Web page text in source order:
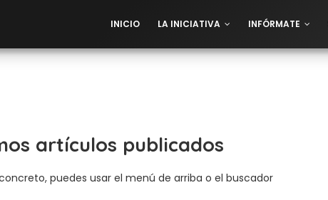
INICIO LA INICIATIVA INFÓRMATE
artículos publicados
puedes usar el menú de arriba o el buscador